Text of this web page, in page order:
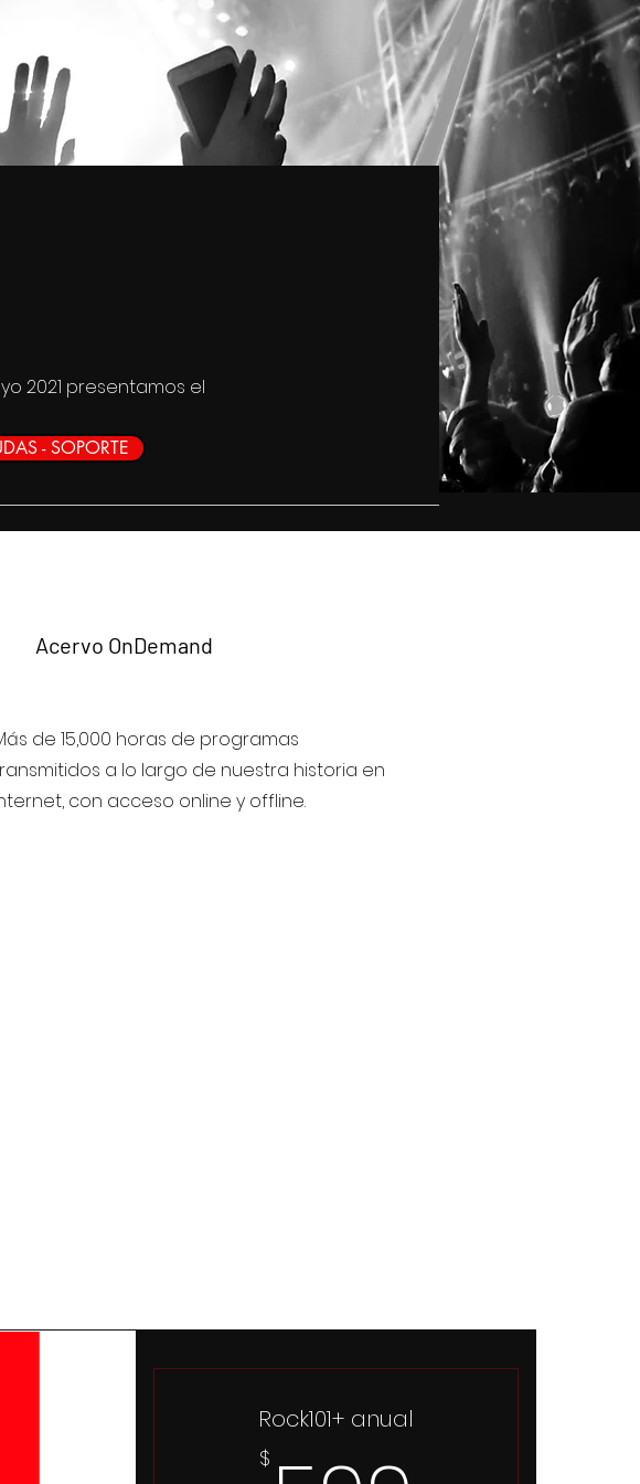
2021 presentamos el
- SOPORTE
Acervo OnDemand
de 15,000 horas de programas
a lo largo de nuestra historia en
con acceso online y offline.
Rock101+ anual
$